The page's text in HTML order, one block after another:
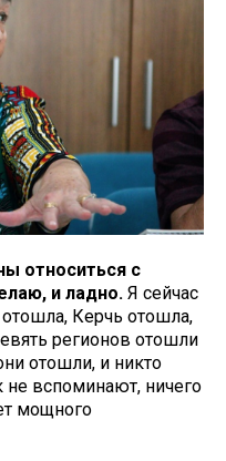
относиться с
и ладно. Я сейчас
Керчь отошла,
регионов отошли
отошли, и никто
не вспоминают, ничего
мощного